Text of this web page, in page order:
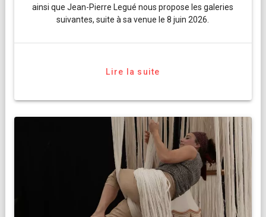
ainsi que Jean-Pierre Legué nous propose les galeries
suivantes, suite à sa venue le 8 juin 2026.
Lire la suite